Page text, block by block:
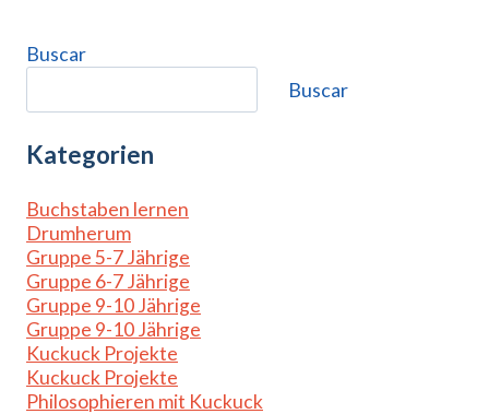
Buscar
Buscar
Kategorien
Buchstaben lernen
Drumherum
Gruppe 5-7 Jährige
Gruppe 6-7 Jährige
Gruppe 9-10 Jährige
Gruppe 9-10 Jährige
Kuckuck Projekte
Kuckuck Projekte
Philosophieren mit Kuckuck